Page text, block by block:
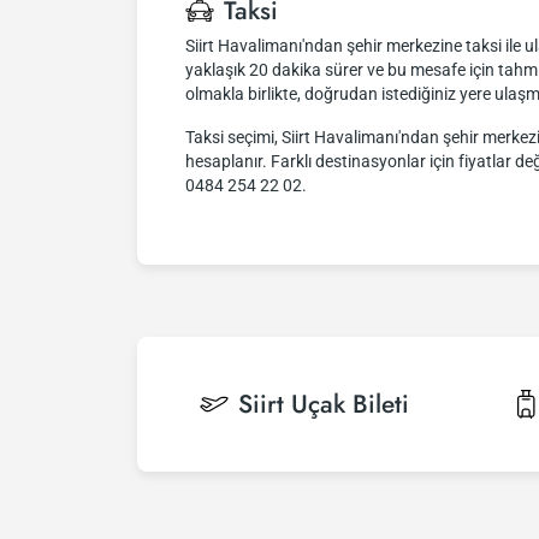
Taksi
Siirt Havalimanı'ndan şehir merkezine taksi ile
yaklaşık 20 dakika sürer ve bu mesafe için
olmakla birlikte, doğrudan istediğiniz yere
Taksi seçimi, Siirt Havalimanı'ndan şehir
hesaplanır. Farklı destinasyonlar için fiyatlar
0484 254 22 02.
Siirt Uçak Bileti